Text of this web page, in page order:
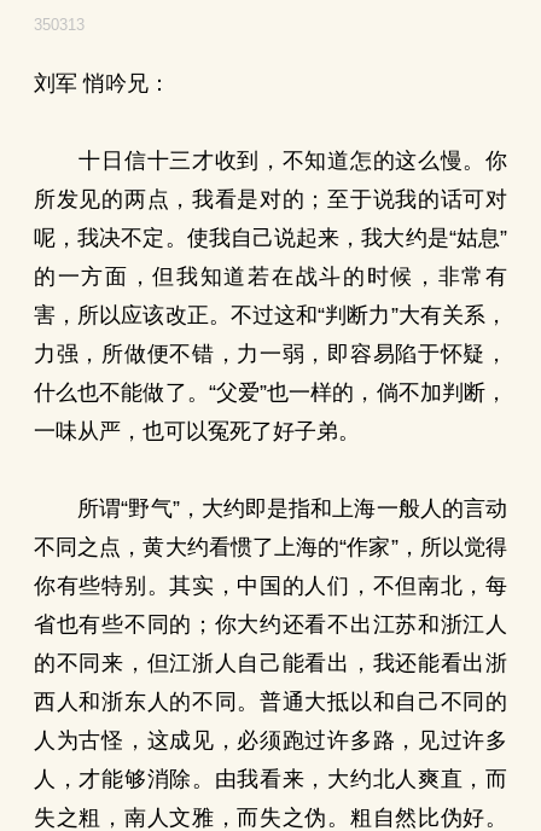
350313
刘军 悄吟兄：
十日信十三才收到，不知道怎的这么慢。你
所发见的两点，我看是对的；至于说我的话可对
呢，我决不定。使我自己说起来，我大约是“姑息”
的一方面，但我知道若在战斗的时候，非常有
害，所以应该改正。不过这和“判断力”大有关系，
力强，所做便不错，力一弱，即容易陷于怀疑，
什么也不能做了。“父爱”也一样的，倘不加判断，
一味从严，也可以冤死了好子弟。
所谓“野气”，大约即是指和上海一般人的言动
不同之点，黄大约看惯了上海的“作家”，所以觉得
你有些特别。其实，中国的人们，不但南北，每
省也有些不同的；你大约还看不出江苏和浙江人
的不同来，但江浙人自己能看出，我还能看出浙
西人和浙东人的不同。普通大抵以和自己不同的
人为古怪，这成见，必须跑过许多路，见过许多
人，才能够消除。由我看来，大约北人爽直，而
失之粗，南人文雅，而失之伪。粗自然比伪好。